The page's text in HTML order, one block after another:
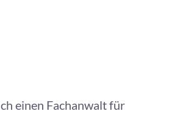
einen Fachanwalt für